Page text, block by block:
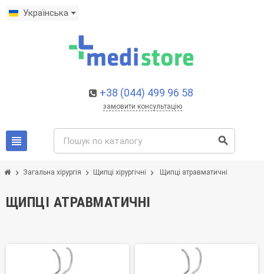
Українська
+38 (044) 499 96 58
замовити консультацію
view_headline search
chevron_right Загальна хірургія chevron_right Щипці хірургічні chevron_right Щипці атравматичні
ЩИПЦІ АТРАВМАТИЧНІ